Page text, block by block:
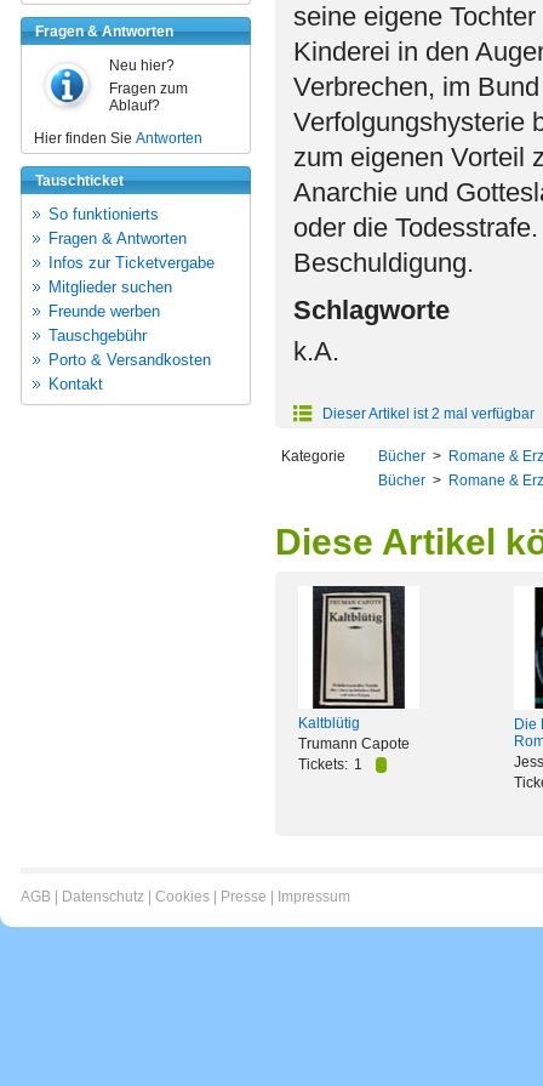
Fragen & Antworten
Neu hier?
Fragen zum
Ablauf?
Hier finden Sie Antworten
Tauschticket
So funktionierts
Fragen & Antworten
Infos zur Ticketvergabe
Mitglieder suchen
Freunde werben
Tauschgebühr
Porto & Versandkosten
Kontakt
seine eigene
Kinderei in den
Verbrechen, im
Verfolgungshysterie
zum eigenen Vorteil
Anarchie und
oder die
Beschuldigung.
Schlagworte
k.A.
Dieser Artikel ist 2 mal verfügbar
Kategorie Bücher > Romane &
Bücher > Romane &
Diese Artikel
Kaltblütig
Trumann Capote
Tickets: 1
Die
AGB Datenschutz Cookies Presse Impressum